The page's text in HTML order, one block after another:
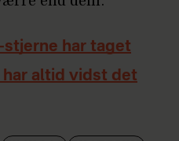
stjerne har taget
altid vidst det